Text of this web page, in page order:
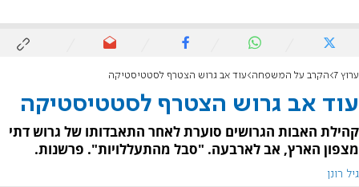
ערוץ 7 הקרב על המשפחה עוד אב גרוש הצטרף לסטטיסטיקה
עוד אב גרוש הצטרף לסטטיסטיקה
קהילת האבות הגרושים סוערת לאחר התאבדותו של גרוש דתי
מצפון הארץ, אב לארבעה. "סבל מהתעללויות". פרשנות.
גיל רונן